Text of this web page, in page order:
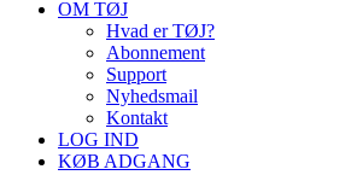
OM TØJ
Hvad er TØJ?
Abonnement
Support
Nyhedsmail
Kontakt
LOG IND
KØB ADGANG